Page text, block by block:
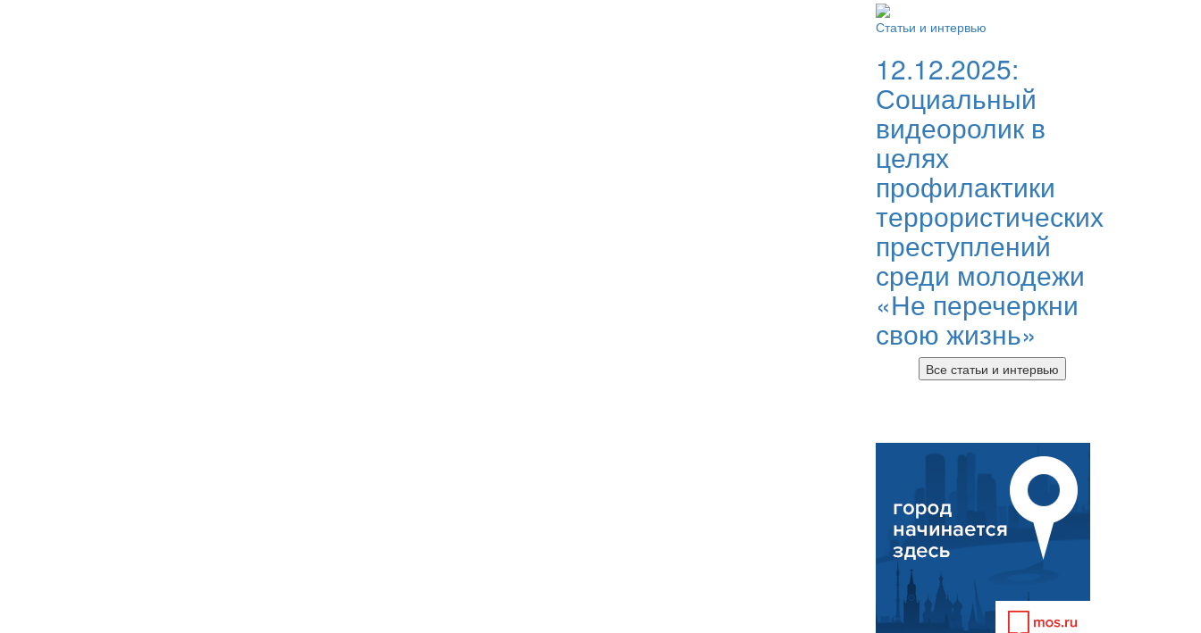
Статьи и интервью
12.12.2025:
Социальный
видеоролик в
целях
профилактики
террористических
преступлений
среди молодежи
«Не перечеркни
свою жизнь»
Все статьи и интервью